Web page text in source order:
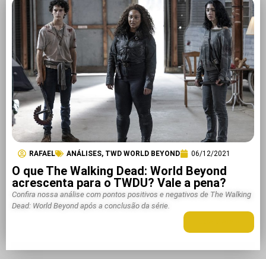
RAFAEL ANÁLISES, TWD WORLD BEYOND 06/12/2021
O que The Walking Dead: World Beyond
acrescenta para o TWDU? Vale a pena?
Confira nossa análise com pontos positivos e negativos de The Walking
Dead: World Beyond após a conclusão da série.